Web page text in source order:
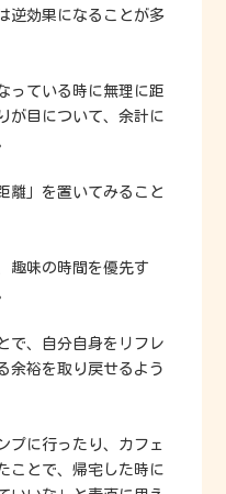
逆効果になることが多
っている時に無理に距
が目について、余計に
離」を置いてみること
趣味の時間を優先す
で、自分自身をリフレ
余裕を取り戻せるよう
プに行ったり、カフェ
ことで、帰宅した時に